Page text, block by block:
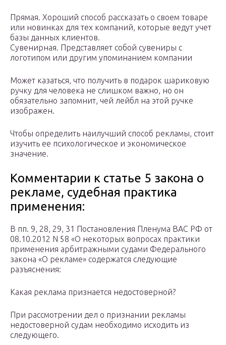
Прямая. Хороший способ рассказать о своем товаре
или новинках для тех компаний, которые ведут учет
базы данных клиентов.
Сувенирная. Представляет собой сувениры с
логотипом или другим упоминанием компании
Может казаться, что получить в подарок шариковую
ручку для человека не слишком важно, но он
обязательно запомнит, чей лейбл на этой ручке
изображен.
Чтобы определить наилучший способ рекламы, стоит
изучить ее психологическое и экономическое
значение.
Комментарии к статье 5 закона о
рекламе, судебная практика
применения:
В пп. 9, 28, 29, 31 Постановления Пленума ВАС РФ от
08.10.2012 N 58 «О некоторых вопросах практики
применения арбитражными судами Федерального
закона «О рекламе» содержатся следующие
разъяснения:
Какая реклама признается недостоверной?
При рассмотрении дел о признании рекламы
недостоверной судам необходимо исходить из
следующего.